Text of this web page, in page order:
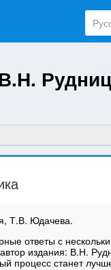
Т.В. Юдачева.
ответы с
издания: В.Н.
процесс станет